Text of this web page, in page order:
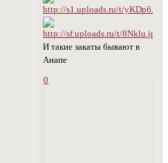
И такие закаты бывают в
Анапе
0